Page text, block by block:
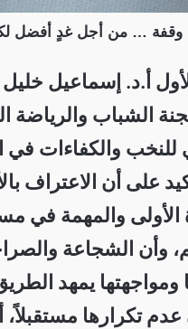
وقفة … من أجل غدٍ أفضل
أ.د. إسماعيل خليل
الشباب والرياضة
للنخب والكفاءات في
على أن الاعتراف
الأولى والمهمة في
وأن الشجاعة
ومواجهتها يمهد
تكرارها مستقبلاً،